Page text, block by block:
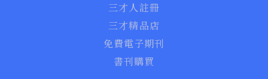
三才人註冊
三才精品店
免費電子期刊
書刊購買